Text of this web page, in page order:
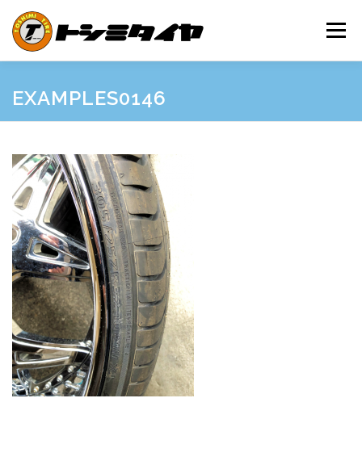
キ
メニュー
HOME MAINTENANCE
SHOP GUIDE BLOG
INFORMATION SNS
EXAMPLES0146